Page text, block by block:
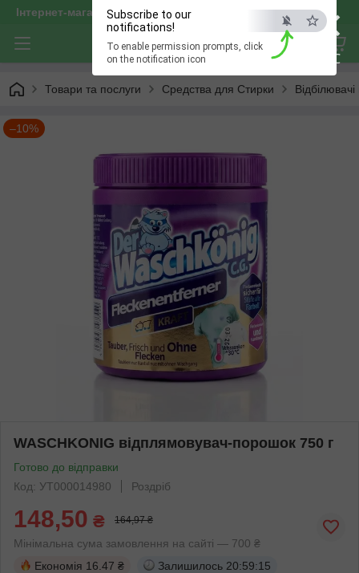
×
ESC
Subscribe to our
notifications!
To enable permission prompts, click
on the notification icon
Інтернет-магазин "optservis"
Товари та послуги Средства для Стирки
–10%
WASCHKONIG відплямовувач-порошок 750 г
Готово до відправки
Код: УТ000014980
Роздріб
148,50 ₴ 164,97 ₴
Мінімальна сума замовлення на сайті — 700 ₴
Економія 16.47 ₴ Залишилось 20:59:15